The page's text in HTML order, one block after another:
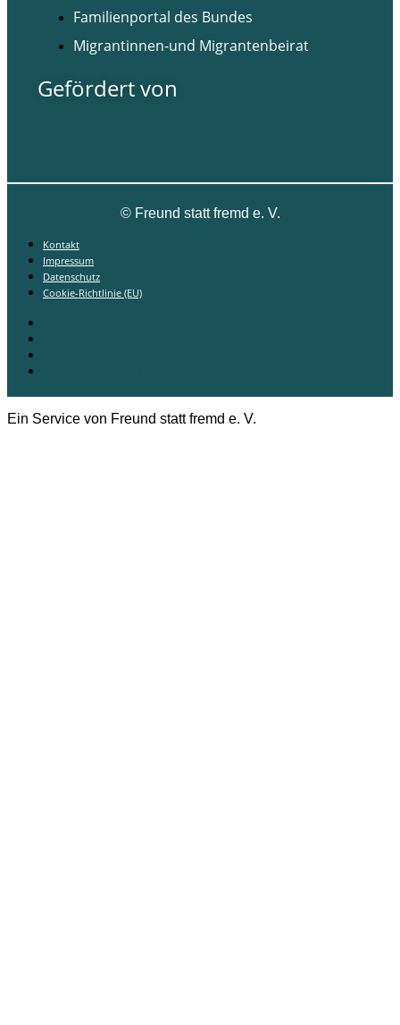
Familienportal des Bundes
Migrantinnen-und Migrantenbeirat
Gefördert von
©Freund statt fremd e. V.
Kontakt
Impressum
Datenschutz
Cookie-Richtlinie (EU)
Ein Service von Freund statt fremd e. V.